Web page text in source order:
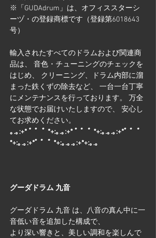
※「GUDAdrum」は、オフィススターシ
ーヅ・の登録商標です（登録第6018643
号）
輸入されたすべてのドラムおよび関連商
品は、 音色・チューニングのチェックを
はじめ、 クリーニング、ドラム内部に溜
まった鉄くずの除去など、 一台一台丁寧
にメンテナンスを行っております。 万全
な状態でお届けいたしますので、 安心し
てお求めください。
｡.｡:+* ﾟ ゜ﾟ *+:｡.｡:+* ﾟ ゜ﾟ *+:｡.｡.｡:+*ﾟ ゜ﾟ
*+:｡.｡:+*ﾟ ゜ﾟ *+:｡.｡.｡:+*+:｡.｡
グーダドラム 九音
グーダドラム 九音 は、八音の真ん中に一
音低い音を追加した構成で、
より深い響きと、美しい調和を楽しんで